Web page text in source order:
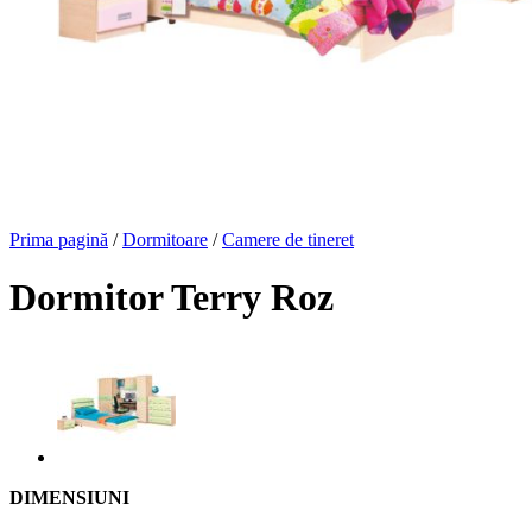
Prima pagină / Dormitoare / Camere de tineret
Dormitor Terry Roz
DIMENSIUNI